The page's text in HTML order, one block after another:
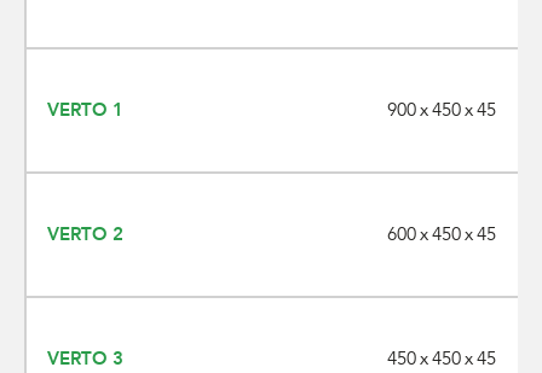
VERTO 1 900 x 450 x 45
VERTO 2 600 x 450 x 45
VERTO 3 450 x 450 x 45